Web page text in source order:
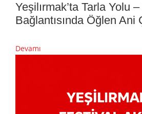
Yeşilırmak’ta Tarla Yolu
Bağlantısında Öğlen Ani
Devamı